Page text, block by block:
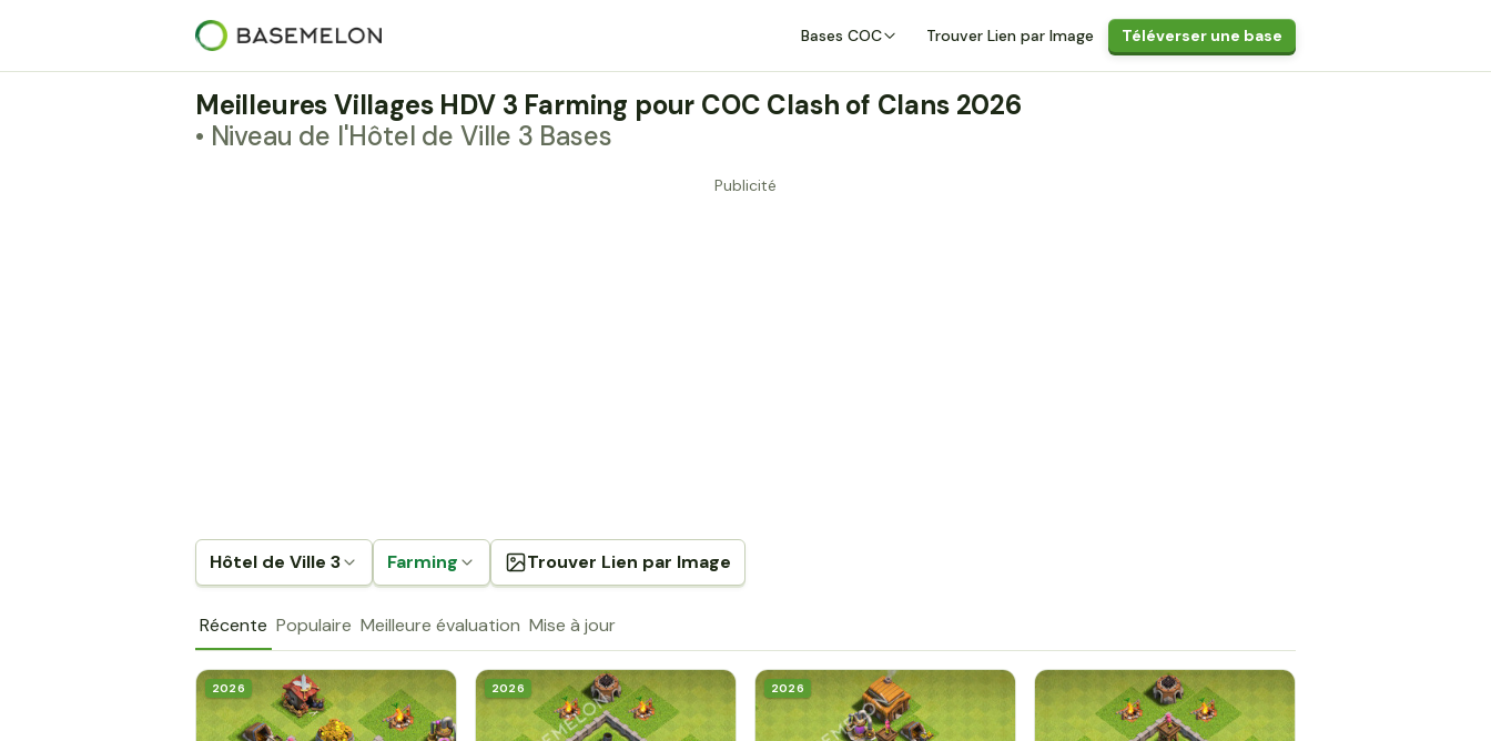
Bases COC Trouver Lien par Image Téléverser une base
Meilleures Villages HDV 3 Farming pour COC Clash of Clans 2026
• Niveau de l'Hôtel de Ville 3 Bases
Publicité
Hôtel de Ville 3 Farming Trouver Lien par Image
Récente Populaire Meilleure évaluation Mise à jour
2026 2026 2026